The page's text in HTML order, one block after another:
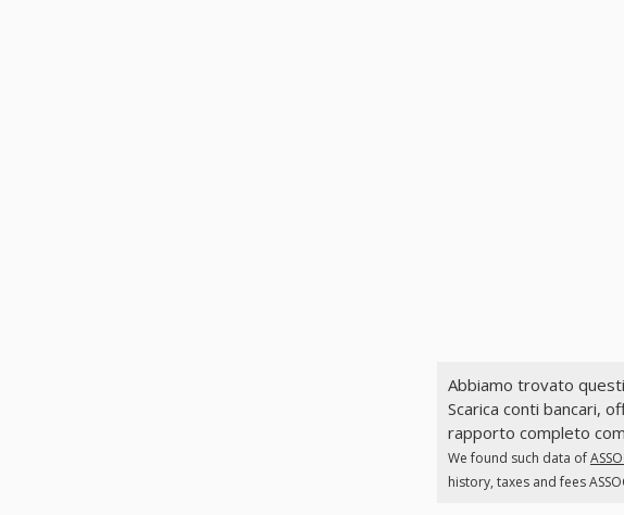
Abbiamo trovato
Scarica conti bancari,
rapporto completo
We found such data of
history, taxes and fees